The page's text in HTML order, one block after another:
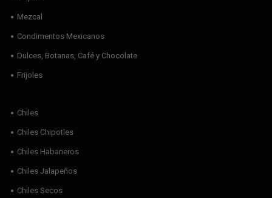
Mezcal
Condimentos Mexicanos
Dulces, Botanas, Café y Chocolate
Frijoles
Chiles
Chiles Chipotles
Chiles Habaneros
Chiles Jalapeños
Chiles Secos